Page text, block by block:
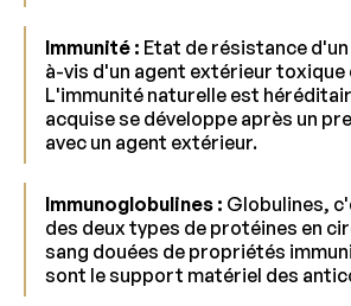
Immunité : Etat de résistance
à-vis d'un agent extérieur
L'immunité naturelle est
acquise se développe après un
avec un agent extérieur.
Immunoglobulines : Globulines,
des deux types de protéines en
sang douées de propriétés
sont le support matériel des